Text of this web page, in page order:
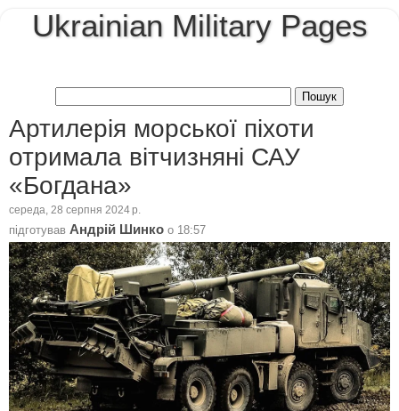
Ukrainian Military Pages
Артилерія морської піхоти
отримала вітчизняні САУ
«Богдана»
середа, 28 серпня 2024 р.
підготував Андрій Шинко о 18:57